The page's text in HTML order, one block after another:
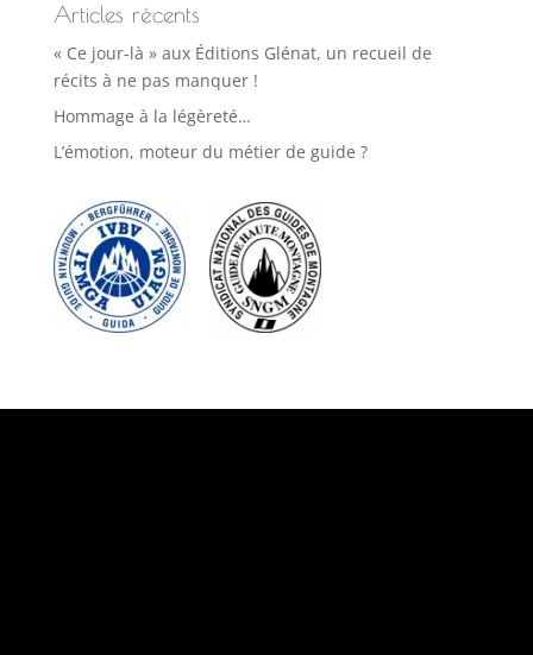
Articles récents
« Ce jour-là » aux Éditions Glénat, un recueil de
récits à ne pas manquer !
Hommage à la légèreté…
L’émotion, moteur du métier de guide ?